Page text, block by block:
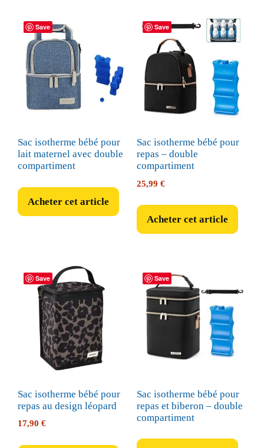
Save
Sac isotherme bébé pour
lait maternel avec double
compartiment
Acheter cet article
Save
Sac isotherme bébé pour
repas – double
compartiment
25,99 €
Acheter cet article
Save
Sac isotherme bébé pour
repas au design léopard
17,90 €
Save
Sac isotherme bébé pour
repas et biberon – double
compartiment